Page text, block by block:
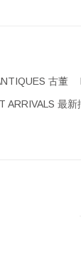
古董
ARRIVALS 最新